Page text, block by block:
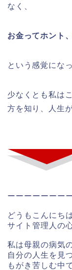
なく、
お金ってホント
という感覚にな
少なくとも私は
方を知り、人生
ーーーーーーー
どうもこんにちは
サイト管理人の
私は母親の病気
自分の人生を見
もがき苦しむ中